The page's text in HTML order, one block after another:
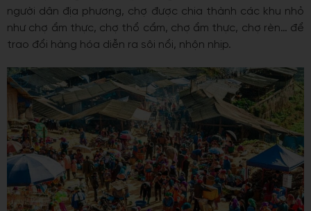
người dân địa phương, chợ được chia thành các khu nhỏ
như chợ ẩm thực, chợ thổ cẩm, chợ ẩm thực, chợ rèn… để
trao đổi hàng hóa diễn ra sôi nổi, nhộn nhịp.